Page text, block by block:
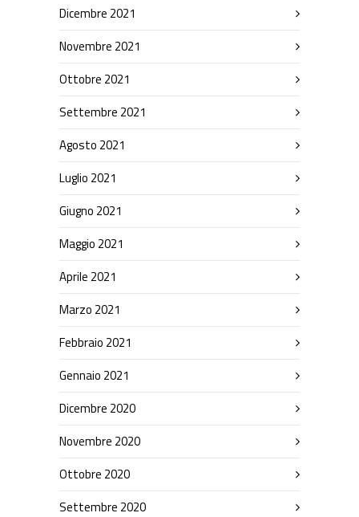
Dicembre 2021
Novembre 2021
Ottobre 2021
Settembre 2021
Agosto 2021
Luglio 2021
Giugno 2021
Maggio 2021
Aprile 2021
Marzo 2021
Febbraio 2021
Gennaio 2021
Dicembre 2020
Novembre 2020
Ottobre 2020
Settembre 2020